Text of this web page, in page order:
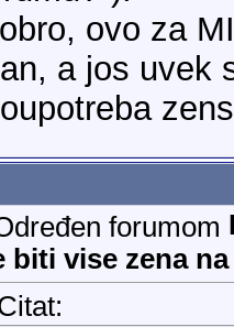
ovo za
a jos uvek
biti vise zena